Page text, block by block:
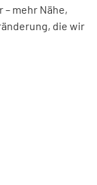
mehr Nähe,
die wir